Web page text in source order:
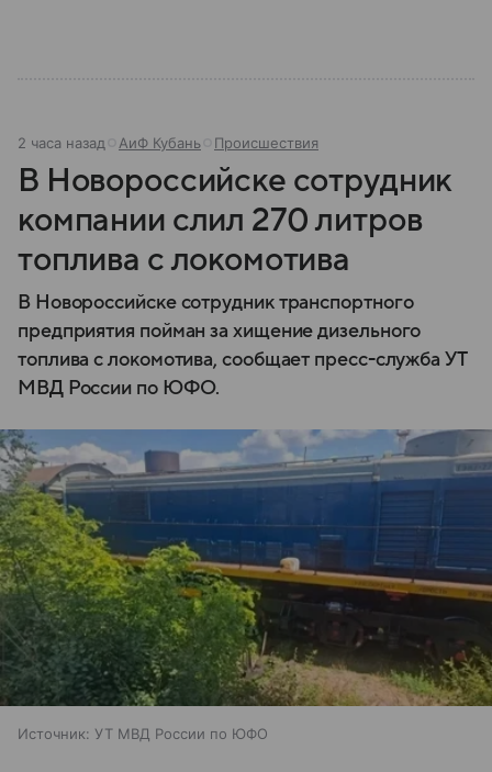
2 часа назад АиФ Кубань Происшествия
В Новороссийске сотрудник
компании слил 270 литров
топлива с локомотива
В Новороссийске сотрудник транспортного
предприятия пойман за хищение дизельного
топлива с локомотива, сообщает пресс-служба УТ
МВД России по ЮФО.
Источник: УТ МВД России по ЮФО